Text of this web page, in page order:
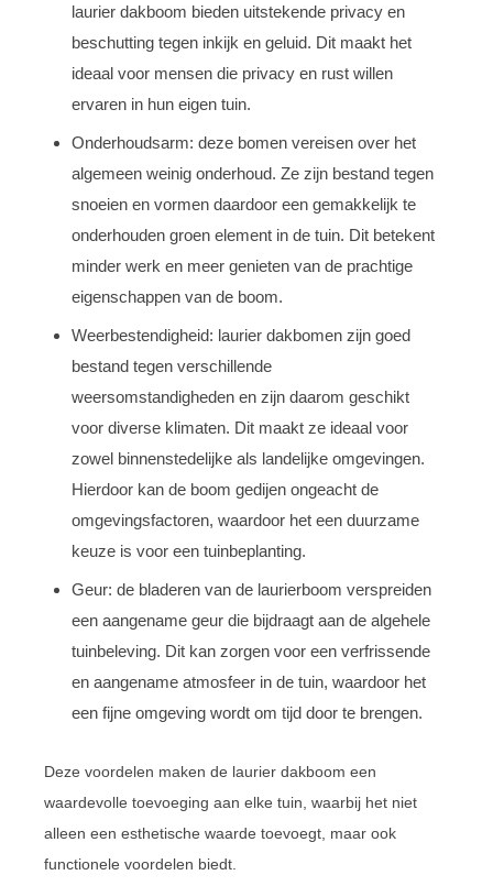
laurier dakboom bieden uitstekende privacy en
beschutting tegen inkijk en geluid. Dit maakt het
ideaal voor mensen die privacy en rust willen
ervaren in hun eigen tuin.
Onderhoudsarm: deze bomen vereisen over het
algemeen weinig onderhoud. Ze zijn bestand tegen
snoeien en vormen daardoor een gemakkelijk te
onderhouden groen element in de tuin. Dit betekent
minder werk en meer genieten van de prachtige
eigenschappen van de boom.
Weerbestendigheid: laurier dakbomen zijn goed
bestand tegen verschillende
weersomstandigheden en zijn daarom geschikt
voor diverse klimaten. Dit maakt ze ideaal voor
zowel binnenstedelijke als landelijke omgevingen.
Hierdoor kan de boom gedijen ongeacht de
omgevingsfactoren, waardoor het een duurzame
keuze is voor een tuinbeplanting.
Geur: de bladeren van de laurierboom verspreiden
een aangename geur die bijdraagt aan de algehele
tuinbeleving. Dit kan zorgen voor een verfrissende
en aangename atmosfeer in de tuin, waardoor het
een fijne omgeving wordt om tijd door te brengen.
Deze voordelen maken de laurier dakboom een
waardevolle toevoeging aan elke tuin, waarbij het niet
alleen een esthetische waarde toevoegt, maar ook
functionele voordelen biedt.